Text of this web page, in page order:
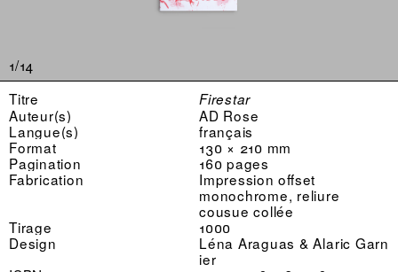
1/14
Titre
Firestar
Auteur(s)
AD Rose
Langue(s)
français
Format
130 × 210 mm
Pagination
160 pages
Fabrication
Impression offset
monochrome, reliure
cousue collée
Tirage
1000
Design
Léna Araguas & Alaric Garn
ier